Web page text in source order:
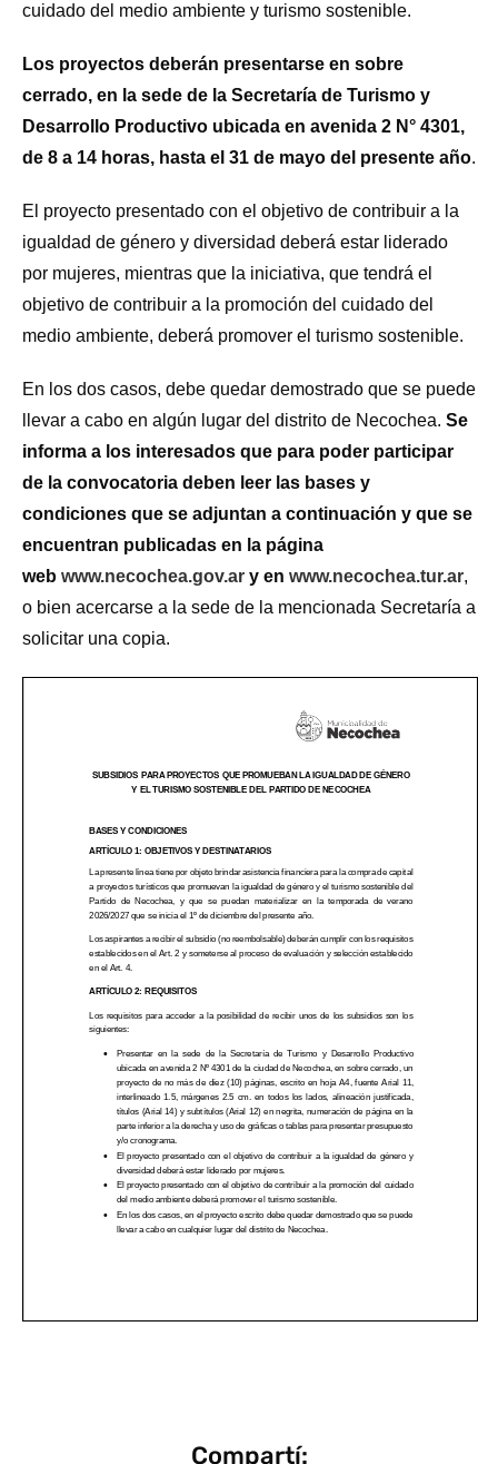
cuidado del medio ambiente y turismo sostenible.
Los proyectos deberán presentarse en sobre
cerrado, en la sede de la Secretaría de Turismo y
Desarrollo Productivo ubicada en avenida 2 N° 4301,
de 8 a 14 horas, hasta el 31 de mayo del presente año.
El proyecto presentado con el objetivo de contribuir a la
igualdad de género y diversidad deberá estar liderado
por mujeres, mientras que la iniciativa, que tendrá el
objetivo de contribuir a la promoción del cuidado del
medio ambiente, deberá promover el turismo sostenible.
En los dos casos, debe quedar demostrado que se puede
llevar a cabo en algún lugar del distrito de Necochea. Se
informa a los interesados que para poder participar
de la convocatoria deben leer las bases y
condiciones que se adjuntan a continuación y que se
encuentran publicadas en la página
web www.necochea.gov.ar y en www.necochea.tur.ar,
o bien acercarse a la sede de la mencionada Secretaría a
solicitar una copia.
Compartí: